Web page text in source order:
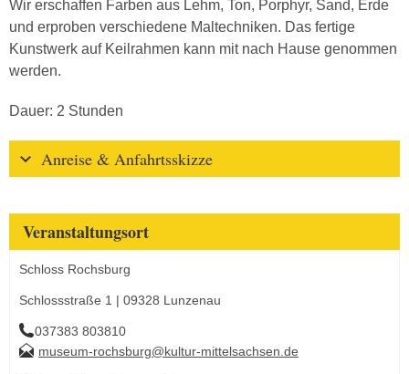
Wir erschaffen Farben aus Lehm, Ton, Porphyr, Sand, Erde
und erproben verschiedene Maltechniken. Das fertige
Kunstwerk auf Keilrahmen kann mit nach Hause genommen
werden.
Dauer: 2 Stunden
Anreise & Anfahrtsskizze
Veranstaltungsort
Schloss Rochsburg
Schlossstraße 1 | 09328 Lunzenau
037383 803810
museum-rochsburg@kultur-mittelsachsen.de